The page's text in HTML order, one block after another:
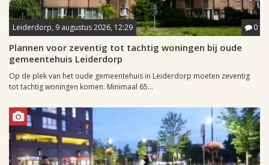
Leiderdorp, 9 augustus 2026, 12:29 0
Plannen voor zeventig tot tachtig woningen bij oude
gemeentehuis Leiderdorp
Op de plek van het oude gemeentehuis in Leiderdorp moeten zeventig
tot tachtig woningen komen. Minimaal 65...